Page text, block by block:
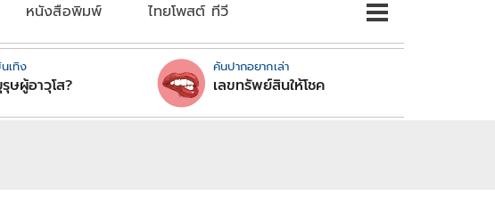
หนังสือพิมพ์ ไทยโพสต์ ทีวี
เทิง
ษผู้อาวุโส?
คันปากอยากเล่า
เลขทรัพย์สินให้โชค